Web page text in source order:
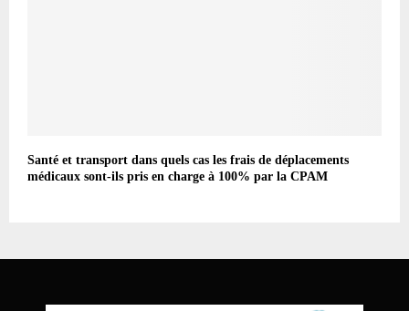
Santé et transport dans quels cas les frais de déplacements
médicaux sont-ils pris en charge à 100% par la CPAM